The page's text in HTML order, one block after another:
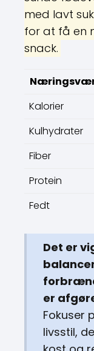
med lavt
for at få en
snack.
Kalorier
Kulhydrater
Fiber
Protein
Fedt
Det er
er
Fokuser
livsstil,
kost og